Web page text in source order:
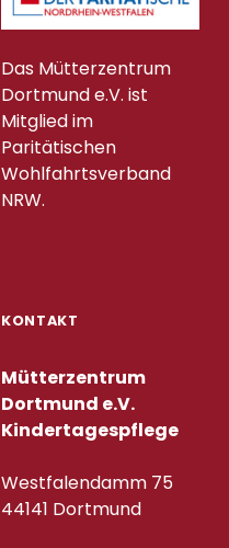
Das Mütterzentrum
Dortmund e.V. ist
Mitglied im
Paritätischen
Wohlfahrtsverband
NRW.
KONTAKT
Mütterzentrum
Dortmund e.V.
Kindertagespflege
Westfalendamm 75
44141 Dortmund